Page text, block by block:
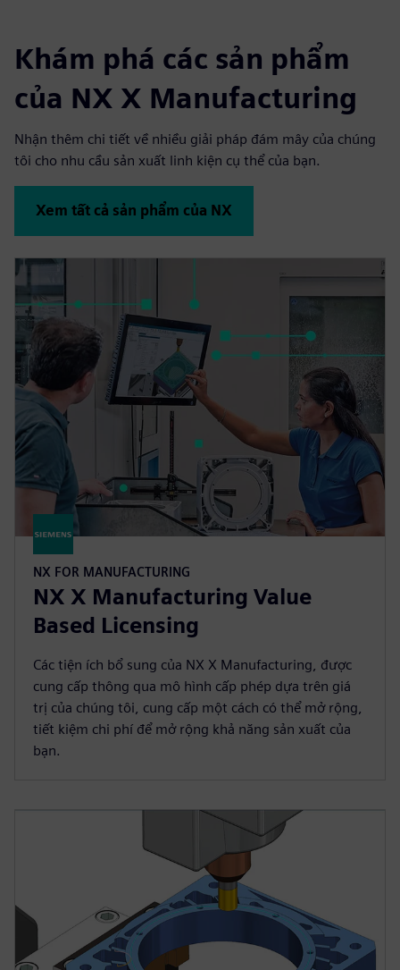
Khám phá các sản phẩm
của NX X Manufacturing
Nhận thêm chi tiết về nhiều giải pháp đám mây của chúng
tôi cho nhu cầu sản xuất linh kiện cụ thể của bạn.
Xem tất cả sản phẩm của NX
NX FOR MANUFACTURING
NX X Manufacturing Value
Based Licensing
Các tiện ích bổ sung của NX X Manufacturing, được
cung cấp thông qua mô hình cấp phép dựa trên giá
trị của chúng tôi, cung cấp một cách có thể mở rộng,
tiết kiệm chi phí để mở rộng khả năng sản xuất của
bạn.